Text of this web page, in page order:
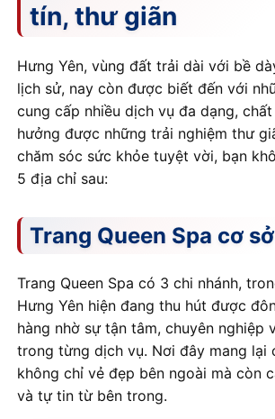
tín, thư giãn
Hưng Yên, vùng đất trải dài với bề
lịch sử, nay còn được biết đến với
cung cấp nhiều dịch vụ đa dạng,
hưởng được những trải nghiệm thư
chăm sóc sức khỏe tuyệt vời, bạn
5 địa chỉ sau:
Trang Queen Spa cơ sở
Trang Queen Spa có 3 chi nhánh,
Hưng Yên hiện đang thu hút được
hàng nhờ sự tận tâm, chuyên nghiệp
trong từng dịch vụ. Nơi đây mang lại
không chỉ vẻ đẹp bên ngoài mà còn
và tự tin từ bên trong.